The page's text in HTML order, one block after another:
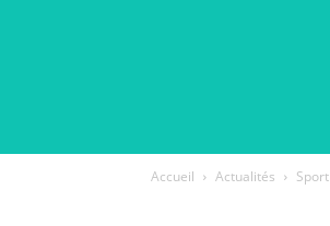
Accueil Actualités Sport